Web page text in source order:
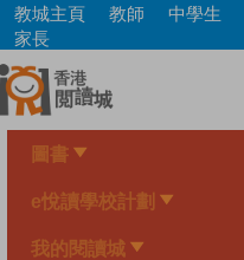
Skip
main
content
教城主頁 教師 中學生
家長
圖書
e悅讀學校計劃
我的閱讀城